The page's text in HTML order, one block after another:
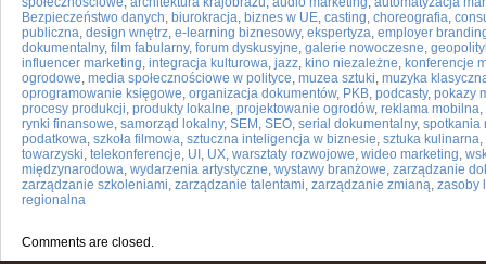
Bezpieczeństwo danych, biurokracja, biznes w UE, casting, choreografia,
publiczna, design wnętrz, e-learning biznesowy, ekspertyza, employer
dokumentalny, film fabularny, forum dyskusyjne, galerie nowoczesne,
influencer marketing, integracja kulturowa, jazz, kino niezależne, konferencje
ogrodowe, media społecznościowe w polityce, muzea sztuki, muzyka
oprogramowanie księgowe, organizacja dokumentów, PKB, podcasty, pokazy
procesy produkcji, produkty lokalne, projektowanie ogrodów, reklama mobilna,
rynki finansowe, samorząd lokalny, SEM , SEO, serial dokumentalny, spotkania
podatkowa, szkoła filmowa, sztuczna inteligencja w biznesie, sztuka kulinarna,
towarzyski, telekonferencje, UI , UX, warsztaty rozwojowe, wideo marketing,
międzynarodowa, wydarzenia artystyczne, wystawy branżowe, zarządzanie
zarządzanie szkoleniami, zarządzanie talentami, zarządzanie zmianą, zasoby
regionalna
Comments are closed.